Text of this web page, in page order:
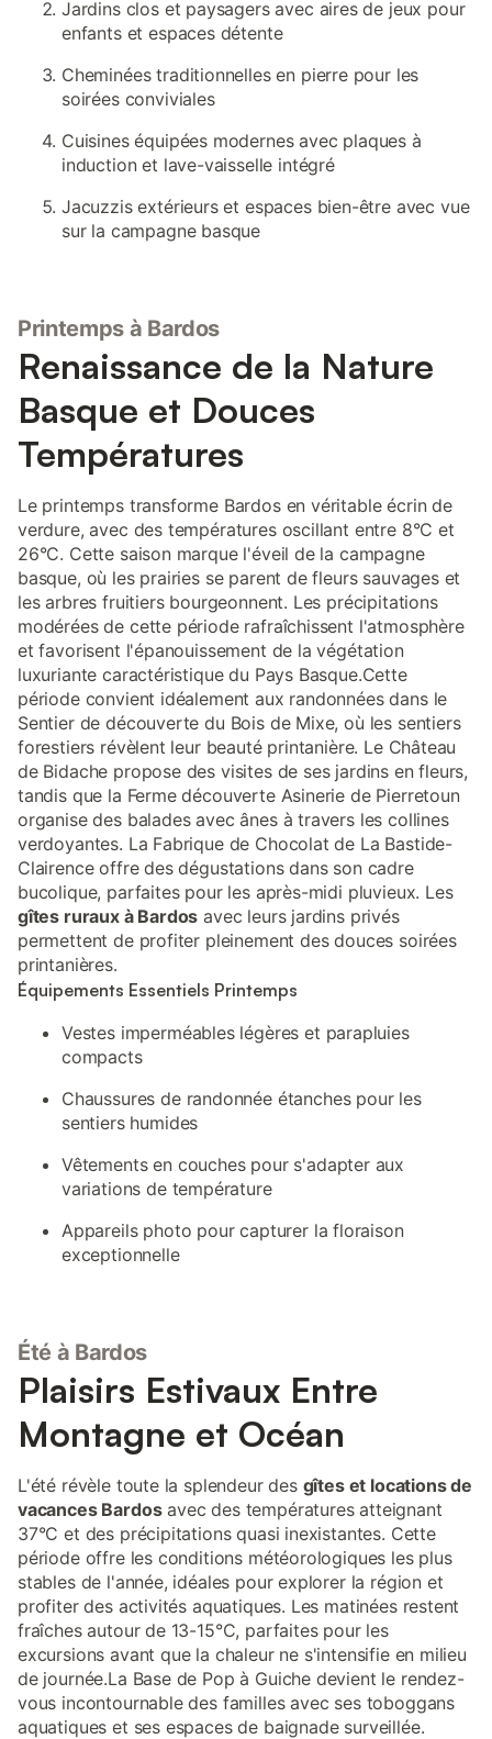
Jardins clos et paysagers avec aires de jeux pour
enfants et espaces détente
Cheminées traditionnelles en pierre pour les
soirées conviviales
Cuisines équipées modernes avec plaques à
induction et lave-vaisselle intégré
Jacuzzis extérieurs et espaces bien-être avec vue
sur la campagne basque
Printemps à Bardos
Renaissance de la Nature
Basque et Douces
Températures
Le printemps transforme Bardos en véritable écrin de
verdure, avec des températures oscillant entre 8°C et
26°C. Cette saison marque l'éveil de la campagne
basque, où les prairies se parent de fleurs sauvages et
les arbres fruitiers bourgeonnent. Les précipitations
modérées de cette période rafraîchissent l'atmosphère
et favorisent l'épanouissement de la végétation
luxuriante caractéristique du Pays Basque.Cette
période convient idéalement aux randonnées dans le
Sentier de découverte du Bois de Mixe, où les sentiers
forestiers révèlent leur beauté printanière. Le Château
de Bidache propose des visites de ses jardins en fleurs,
tandis que la Ferme découverte Asinerie de Pierretoun
organise des balades avec ânes à travers les collines
verdoyantes. La Fabrique de Chocolat de La Bastide-
Clairence offre des dégustations dans son cadre
bucolique, parfaites pour les après-midi pluvieux. Les
gîtes ruraux à Bardos avec leurs jardins privés
permettent de profiter pleinement des douces soirées
printanières.
Équipements Essentiels Printemps
Vestes imperméables légères et parapluies
compacts
Chaussures de randonnée étanches pour les
sentiers humides
Vêtements en couches pour s'adapter aux
variations de température
Appareils photo pour capturer la floraison
exceptionnelle
Été à Bardos
Plaisirs Estivaux Entre
Montagne et Océan
L'été révèle toute la splendeur des gîtes et locations de
vacances Bardosavec des températures atteignant
37°C et des précipitations quasi inexistantes. Cette
période offre les conditions météorologiques les plus
stables de l'année, idéales pour explorer la région et
profiter des activités aquatiques. Les matinées restent
fraîches autour de 13-15°C, parfaites pour les
excursions avant que la chaleur ne s'intensifie en milieu
de journée.La Base de Pop à Guiche devient le rendez-
vous incontournable des familles avec ses toboggans
aquatiques et ses espaces de baignade surveillée.